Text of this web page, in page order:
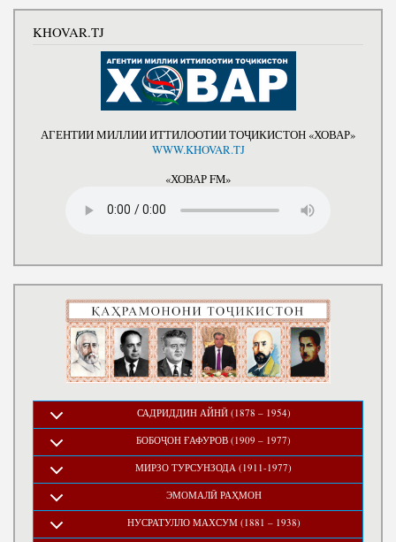
KHOVAR.TJ
АГЕНТИИ МИЛЛИИ ИТТИЛООТИИ ТОҶИКИСТОН «ХОВАР»
WWW.KHOVAR.TJ
«ХОВАР FM»
САДРИДДИН АЙНӢ (1878 – 1954)
БОБОҶОН ҒАФУРОВ (1909 – 1977)
МИРЗО ТУРСУНЗОДА (1911-1977)
ЭМОМАЛӢ РАҲМОН
НУСРАТУЛЛО МАХСУМ (1881 – 1938)